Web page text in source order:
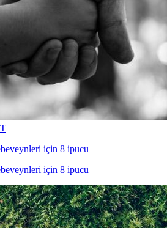
için 8 ipucu
için 8 ipucu